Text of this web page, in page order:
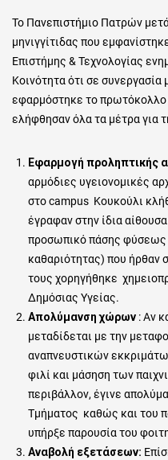
Το Πανεπιστήμιο Πατρών
μηνιγγίτιδας που
Επιστήμης & Τεχνολογίας
Κοινότητα ότι σε
εφαρμόστηκε το πρωτόκολλο
ελήφθησαν όλα τα μέτρα για
Εφαρμογή προληπτικής
αρμόδιες υγειονομικές
στοcampus Κουκούλι
έγραφαν στην ίδια
προσωπικό πάσης φύσεως
καθαριότητας) που ήρθαν
τους χορηγήθηκε
Δημόσιας Υγείας.
Απολύμανση χώρων : Αν
μεταδίδεται με την
αναπνευστικών
φιλί και μάσηση των
περιβάλλον, έγινε
Τμήματος καθώς και του
υπήρξε παρουσία του
Αναβολή εξετάσεων: